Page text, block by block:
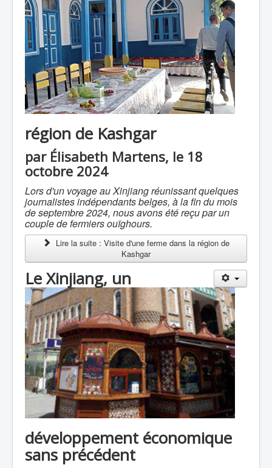
région de Kashgar
par Élisabeth Martens, le 18
octobre 2024
Lors d'un voyage au Xinjiang réunissant quelques
journalistes indépendants belges, à la fin du mois
de septembre 2024, nous avons été reçu par un
couple de fermiers ouïghours.
Lire la suite : Visite d'une ferme dans la région de
Kashgar
Le Xinjiang, un
développement économique
sans précédent